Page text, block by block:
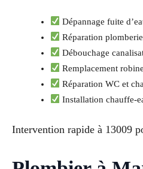
Dépannage fuite
Réparation
Débouchage
Remplacement
Réparation WC et
Installation chauffe-
Intervention rapide à 13009